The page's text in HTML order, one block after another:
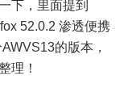
下，里面提到
52.0.2 渗透便携
的版本，
理！